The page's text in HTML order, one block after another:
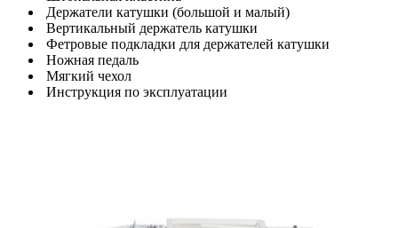
Держатели катушки (большой и малый)
Вертикальный держатель катушки
Фетровые подкладки для держателей катушки
Ножная педаль
Мягкий чехол
Инструкция по эксплуатации